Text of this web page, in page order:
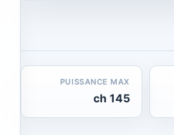
PUISSANCE MAX
145 ch